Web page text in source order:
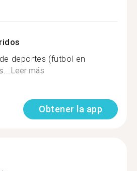
deportes (futbol en
Leer más
Obtener la app